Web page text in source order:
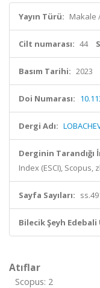
Yayın Türü: Makale
Cilt numarası: 44
Basım Tarihi: 2023
Doi Numarası:
Dergi Adı:
Derginin Tarandığı
Index (ESCI), Scopus,
Sayfa Sayıları:
Bilecik Şeyh
Atıflar
Scopus: 2